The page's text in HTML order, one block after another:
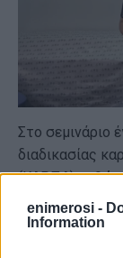
enimerosi -
Information
Στο σεμινάριο
διαδικασίας
(ΚΑΡΠΑ) καθώς
έκτακτης